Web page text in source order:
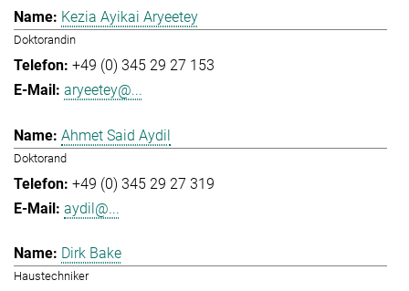
Kezia Ayikai Aryeetey
Doktorandin
+49 (0) 345 29 27 153
aryeetey@...
Ahmet Said Aydil
Doktorand
+49 (0) 345 29 27 319
aydil@...
Dirk Bake
Haustechniker